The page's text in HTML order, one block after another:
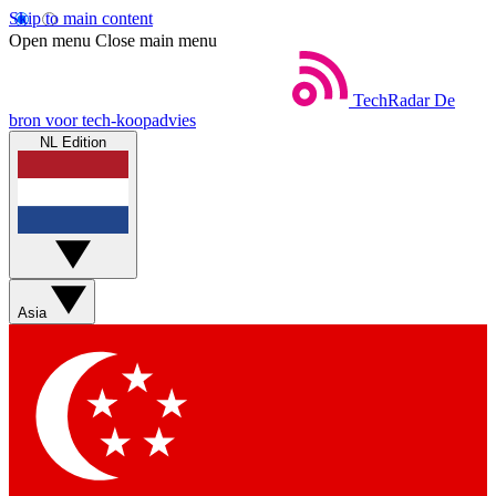
Skip to main content
Open menu Close main menu
TechRadar De
bron voor tech-koopadvies
NL Edition
Asia